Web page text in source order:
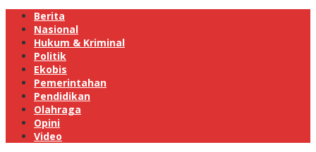
Berita
Nasional
Hukum & Kriminal
Politik
Ekobis
Pemerintahan
Pendidikan
Olahraga
Opini
Video